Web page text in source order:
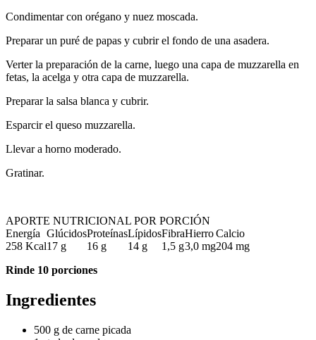
Condimentar con orégano y nuez moscada.
Preparar un puré de papas y cubrir el fondo de una asadera.
Verter la preparación de la carne, luego una capa de muzzarella en
fetas, la acelga y otra capa de muzzarella.
Preparar la salsa blanca y cubrir.
Esparcir el queso muzzarella.
Llevar a horno moderado.
Gratinar.
APORTE NUTRICIONAL POR PORCIÓN
Energía GlúcidosProteínasLípidosFibraHierroCalcio
258 Kcal17 g 16 g 14 g 1,5 g3,0 mg204 mg
Rinde 10 porciones
Ingredientes
500 g de carne picada